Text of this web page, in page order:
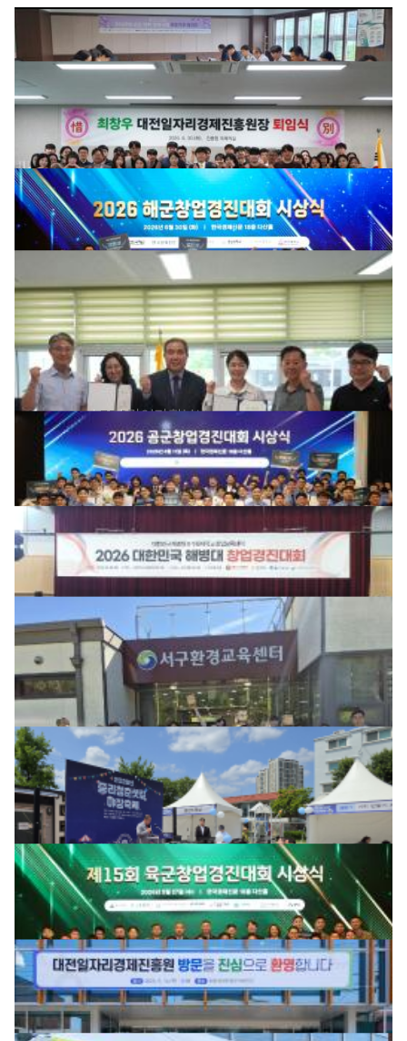
2026년 제2차 고교-대학 연계 사업 유관기관 협의회
2026-07-23 경영기획본부
대전일자리경제진흥원 제4대 최창우 원장 퇴임식
2026-07-02343DJ전체관리자
2026년 해군 창업경진대회 시상식 개최
2026-07-02306DJ전체관리자
2025사업연도 부서평가 우수부서 시상식
2026-06-26332경영기획본부
2026년 공군 창업경진대회 시상식 개최
2026-06-23357 경영기획본부
2026년 해병대 창업경진대회 시상식 개최
2026-06-23354경영기획본부
ESG 문화 정착을 위한 노루벌 생태자원 환경교육
2026-06-12442 경영기획본부
골목상권 공동체 육성 및 활성화 사업 중리동·유천동
야장축제
2026-06-10483경영기획본부
제15회 육군 창업경진대회 시상식
2026-06-05498경영기획본부